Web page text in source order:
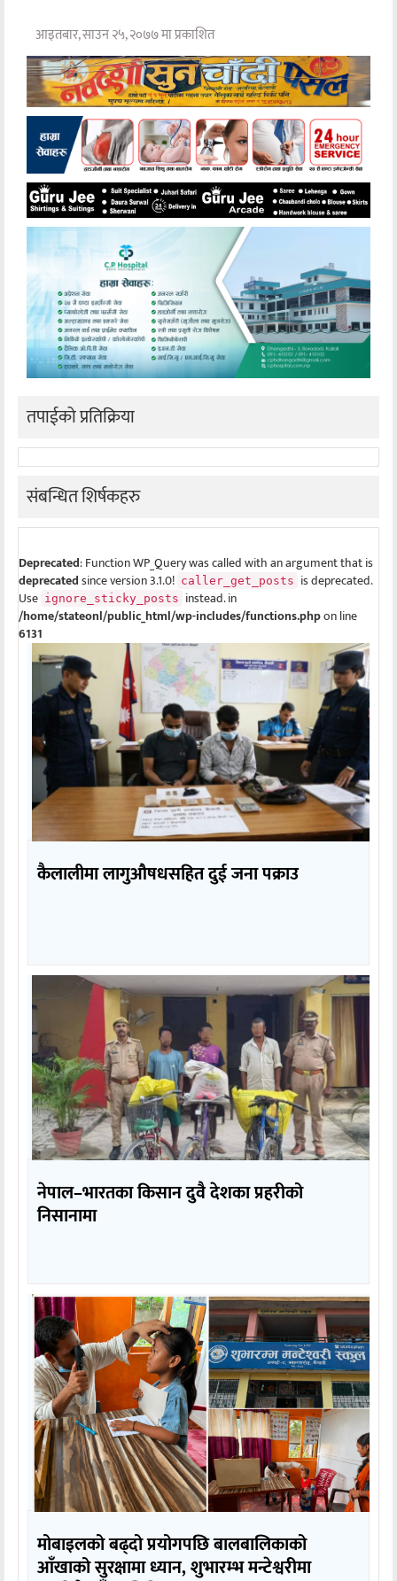
आइतबार, साउन २५, २०७७ मा प्रकाशित
तपाईको प्रतिक्रिया
संबन्धित शिर्षकहरु
Deprecated: Function WP_Query was called with an argument that is
deprecatedsince version 3.1.0! caller_get_posts is deprecated.
Use ignore_sticky_posts instead. in
/home/stateonl/public_html/wp-includes/functions.phpon line
6131
कैलालीमा लागुऔषधसहित दुई जना पक्राउ
नेपाल–भारतका किसान दुवै देशका प्रहरीको
निसानामा
मोबाइलको बढ्दो प्रयोगपछि बालबालिकाको
आँखाको सुरक्षामा ध्यान, शुभारम्भ मन्टेश्वरीमा